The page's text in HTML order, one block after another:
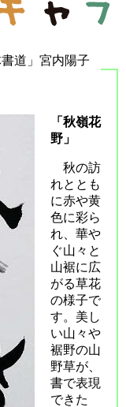
道」宮内陽子
「秋嶺花
野」
秋の訪
れととも
に赤や黄
色に彩ら
れ、華や
ぐ山々と
山裾に広
がる草花
の様子で
す。美し
い山々や
裾野の山
野草が、
書で表現
できた